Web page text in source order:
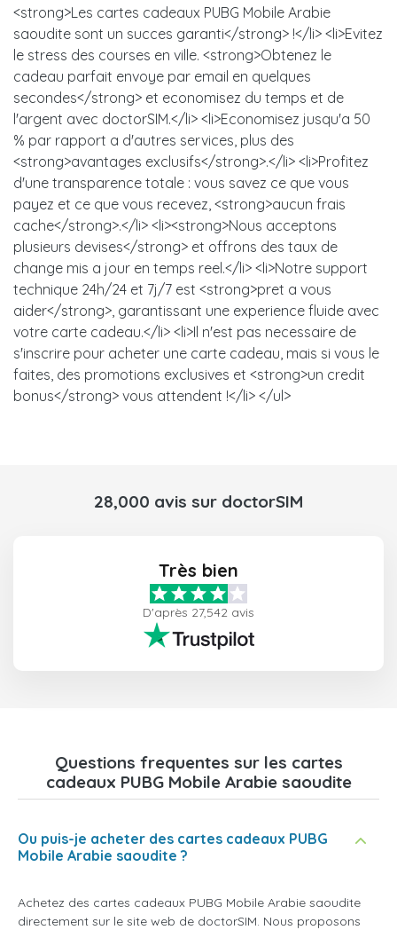
<strong>Les cartes cadeaux PUBG Mobile Arabie
saoudite sont un succes garanti</strong> !</li> <li>Evitez
le stress des courses en ville. <strong>Obtenez le
cadeau parfait envoye par email en quelques
secondes</strong> et economisez du temps et de
l'argent avec doctorSIM.</li> <li>Economisez jusqu'a 50
% par rapport a d'autres services, plus des
<strong>avantages exclusifs</strong>.</li> <li>Profitez
d'une transparence totale : vous savez ce que vous
payez et ce que vous recevez, <strong>aucun frais
cache</strong>.</li> <li><strong>Nous acceptons
plusieurs devises</strong> et offrons des taux de
change mis a jour en temps reel.</li> <li>Notre support
technique 24h/24 et 7j/7 est <strong>pret a vous
aider</strong>, garantissant une experience fluide avec
votre carte cadeau.</li> <li>Il n'est pas necessaire de
s'inscrire pour acheter une carte cadeau, mais si vous le
faites, des promotions exclusives et <strong>un credit
bonus</strong> vous attendent !</li> </ul>
28,000 avis sur doctorSIM
Très bien
D'après 27,542 avis
Questions frequentes sur les cartes
cadeaux PUBG Mobile Arabie saoudite
Ou puis-je acheter des cartes cadeaux PUBG
Mobile Arabie saoudite ?
Achetez des cartes cadeaux PUBG Mobile Arabie saoudite
directement sur le site web de doctorSIM. Nous proposons